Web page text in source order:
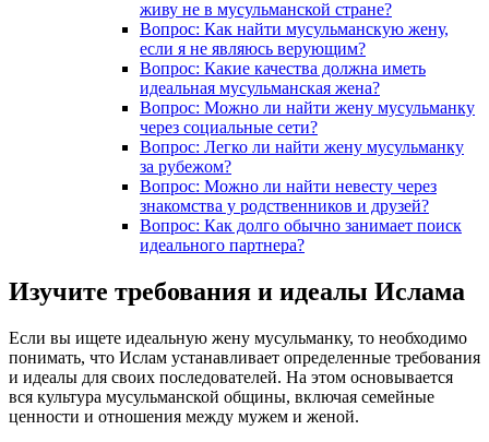
живу не в мусульманской стране?
Вопрос: Как найти мусульманскую жену,
если я не являюсь верующим?
Вопрос: Какие качества должна иметь
идеальная мусульманская жена?
Вопрос: Можно ли найти жену мусульманку
через социальные сети?
Вопрос: Легко ли найти жену мусульманку
за рубежом?
Вопрос: Можно ли найти невесту через
знакомства у родственников и друзей?
Вопрос: Как долго обычно занимает поиск
идеального партнера?
Изучите требования и идеалы Ислама
Если вы ищете идеальную жену мусульманку, то необходимо
понимать, что Ислам устанавливает определенные требования
и идеалы для своих последователей. На этом основывается
вся культура мусульманской общины, включая семейные
ценности и отношения между мужем и женой.